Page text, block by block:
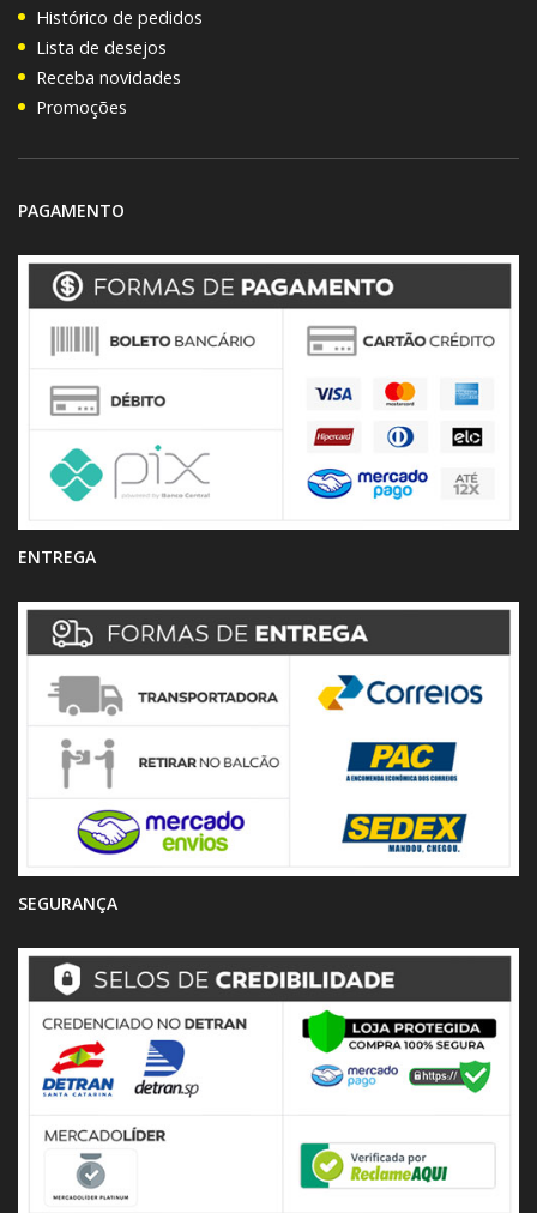
Histórico de pedidos
Lista de desejos
Receba novidades
Promoções
PAGAMENTO
ENTREGA
SEGURANÇA